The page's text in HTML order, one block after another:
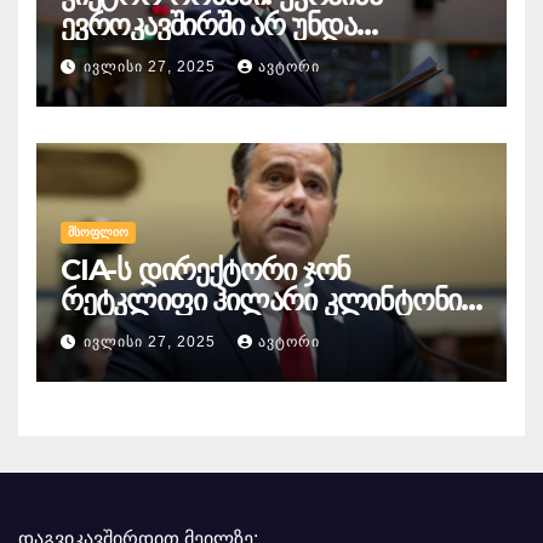
ევროკავშირში არ უნდა
გაწევრიანდეს, თუნდაც ამის
გამო მთელი ბრიუსელი ყირაზე
დადგეს
ᲘᲕᲚᲘᲡᲘ 27, 2025 ᲐᲕᲢᲝᲠᲘ
ᲛᲡᲝᲤᲚᲘᲝ
CIA-ს დირექტორი ჯონ
რეტკლიფი ჰილარი კლინტონის
წინააღმდეგ
სისხლისსამართლებრივ
დევნაზე საუბრობს
ᲘᲕᲚᲘᲡᲘ 27, 2025 ᲐᲕᲢᲝᲠᲘ
დაგვიკავშირდით მეილზე: